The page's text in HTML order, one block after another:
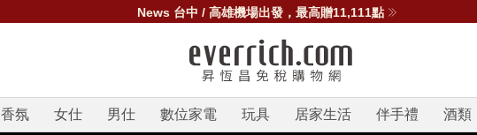
News 台中 / 高雄機場出發，最高贈11,111點
香氛 女仕 男仕 數位家電 玩具 居家生活 伴手禮 酒類